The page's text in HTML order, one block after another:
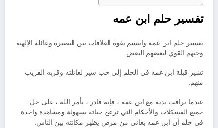
تفسير حلم ابن عمه
تفسير حلم ابن عمه وابتسم بقوة العلاقات بين البصيرة وعائلة الإلهية
وحبهم القوي لبعضهم البعض.
تشير قبلة ابن عمه في الحلم إلى حب سير لعائلته وقربه القريب
منهم.
عندما يراقب يديه مع ابن عمه ، فإنه قادر ، بأمر الله ، على حل
جميع المشكلات والأحكام التي تزعج حياته بسهولة ومشاهدة واحدة
في حلم أن ابن عمه يعاني من مرض يظهر مكانته بين الناس.